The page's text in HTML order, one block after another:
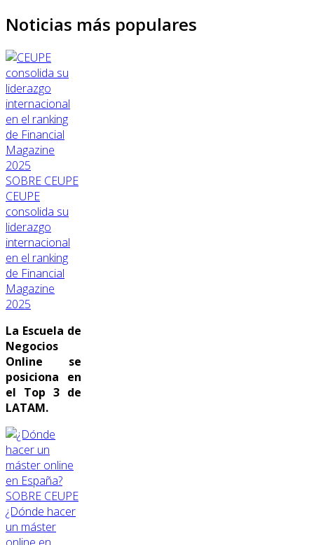
Noticias más populares
SOBRE CEUPE
CEUPE
consolida su
liderazgo
internacional
en el ranking
de Financial
Magazine
2025
La Escuela de
Negocios
Online se
posiciona en
el Top 3 de
LATAM.
SOBRE CEUPE
¿Dónde hacer
un máster